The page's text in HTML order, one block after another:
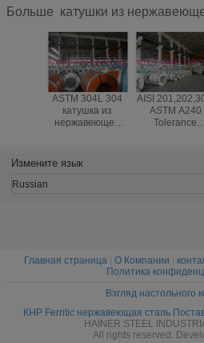
Больше катушки из
ASTM 304L 304
катушка из
нержавеющей
столовой и
кулинарной
AISI
ASTM A240
Tolerance
Измените язык
Russian
Главная страница| О Компании
Политика
Взгляд настольного
КНР Ferritic нержавеющая сталь
HAINER STEEL
All rights reserved.